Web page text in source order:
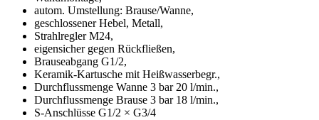
autom. Umstellung: Brause/Wanne,
geschlossener Hebel, Metall,
Strahlregler M24,
eigensicher gegen Rückfließen,
Brauseabgang G1/2,
Keramik-Kartusche mit Heißwasserbegr.,
Durchflussmenge Wanne 3 bar 20 l/min.,
Durchflussmenge Brause 3 bar 18 l/min.,
S-Anschlüsse G1/2 × G3/4